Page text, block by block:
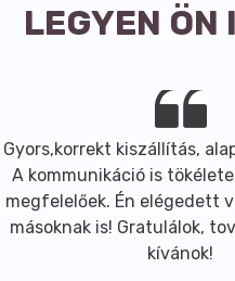
LEGYEN
Gyors,korrekt kiszállítás,
A kommunikáció is
megfelelőek. Én elégedett
másoknak is! Gratulálok,
kívánok!